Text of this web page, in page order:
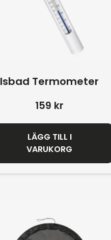
Isbad Termometer
159 kr
LÄGG TILL I
VARUKORG